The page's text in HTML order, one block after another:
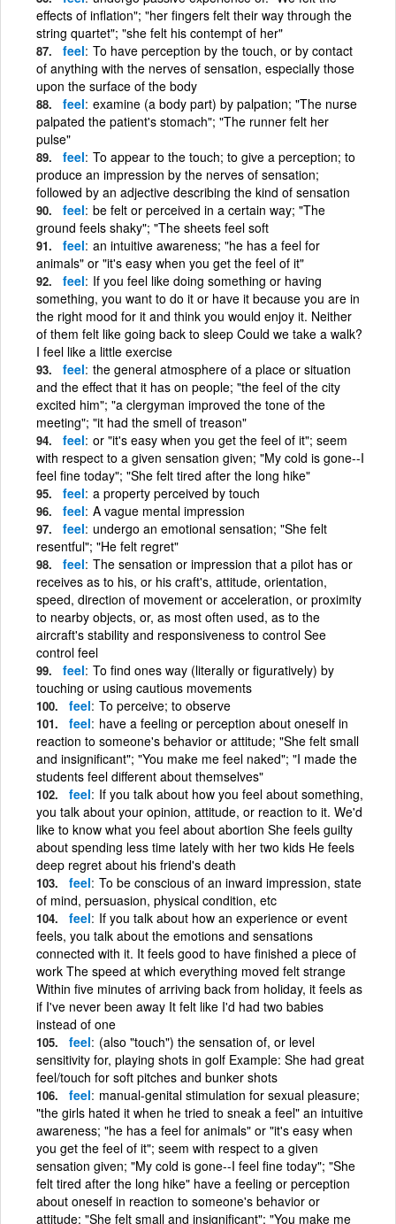
effects of inflation"; "her fingers felt their way through the
string quartet"; "she felt his contempt of her"
feel To have perception by the touch, or by contact
of anything with the nerves of sensation, especially those
upon the surface of the body
feel examine (a body part) by palpation; "The nurse
palpated the patient's stomach"; "The runner felt her
pulse"
feel To appear to the touch; to give a perception; to
produce an impression by the nerves of sensation;
followed by an adjective describing the kind of sensation
feel be felt or perceived in a certain way; "The
ground feels shaky"; "The sheets feel soft
feel an intuitive awareness; "he has a feel for
animals" or "it's easy when you get the feel of it"
feel If you feel like doing something or having
something, you want to do it or have it because you are in
the right mood for it and think you would enjoy it. Neither
of them felt like going back to sleep Could we take a walk?
I feel like a little exercise
feel the general atmosphere of a place or situation
and the effect that it has on people; "the feel of the city
excited him"; "a clergyman improved the tone of the
meeting"; "it had the smell of treason"
feel or "it's easy when you get the feel of it"; seem
with respect to a given sensation given; "My cold is gone--I
feel fine today"; "She felt tired after the long hike"
feel a property perceived by touch
feel A vague mental impression
feel undergo an emotional sensation; "She felt
resentful"; "He felt regret"
feel The sensation or impression that a pilot has or
receives as to his, or his craft's, attitude, orientation,
speed, direction of movement or acceleration, or proximity
to nearby objects, or, as most often used, as to the
aircraft's stability and responsiveness to control See
control feel
feel To find ones way (literally or figuratively) by
touching or using cautious movements
feel To perceive; to observe
feel have a feeling or perception about oneself in
reaction to someone's behavior or attitude; "She felt small
and insignificant"; "You make me feel naked"; "I made the
students feel different about themselves"
feel If you talk about how you feel about something,
you talk about your opinion, attitude, or reaction to it. We'd
like to know what you feel about abortion She feels guilty
about spending less time lately with her two kids He feels
deep regret about his friend's death
feel To be conscious of an inward impression, state
of mind, persuasion, physical condition, etc
feel If you talk about how an experience or event
feels, you talk about the emotions and sensations
connected with it. It feels good to have finished a piece of
work The speed at which everything moved felt strange
Within five minutes of arriving back from holiday, it feels as
if I've never been away It felt like I'd had two babies
instead of one
feel (also "touch") the sensation of, or level
sensitivity for, playing shots in golf Example: She had great
feel/touch for soft pitches and bunker shots
feel manual-genital stimulation for sexual pleasure;
"the girls hated it when he tried to sneak a feel" an intuitive
awareness; "he has a feel for animals" or "it's easy when
you get the feel of it"; seem with respect to a given
sensation given; "My cold is gone--I feel fine today"; "She
felt tired after the long hike" have a feeling or perception
about oneself in reaction to someone's behavior or
attitude; "She felt small and insignificant"; "You make me